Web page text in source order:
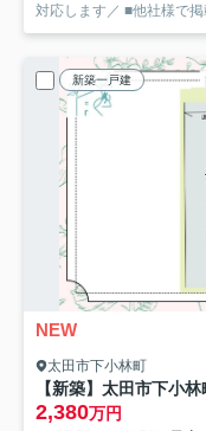
対応します／ ■他社様で
新築一戸建
NEW
太田市下小林町
2,380万円